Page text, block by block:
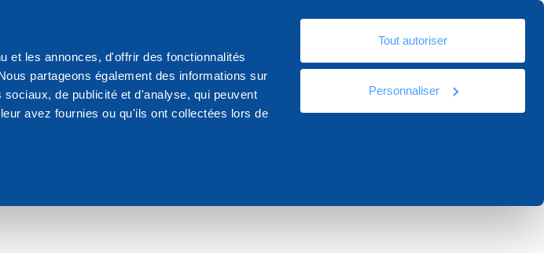
et les annonces, d'offrir des fonctionnalités
partageons également des informations sur
de publicité et d'analyse, qui peuvent
avez fournies ou qu'ils ont collectées lors de
Tout autoriser
Personnaliser
DE